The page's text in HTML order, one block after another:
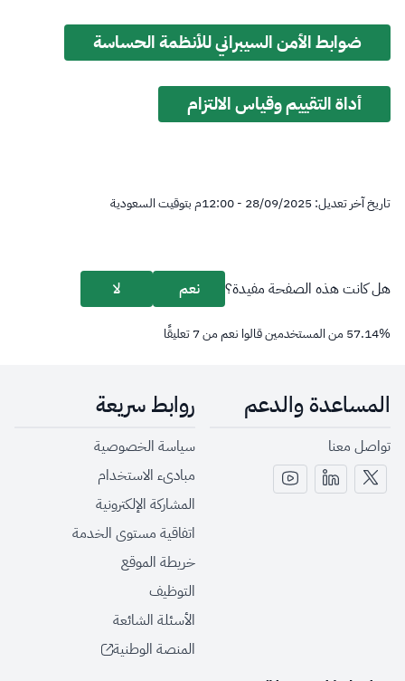
ضوابط الأمن السيبراني للأنظمة الحساسة
أداة التقييم وقياس الالتزام
تاريخ آخر تعديل:28/09/2025 - 12:00 مبتوقيت السعودية
هل كانت هذه الصفحة مفيدة؟ نعم لا
57.14% من المستخدمين قالوا نعم من7تعليقًا
المساعدة والدعم
تواصل معنا
روابط سريعة
سياسة الخصوصية
مبادىء الاستخدام
المشاركة الإلكترونية
اتفاقية مستوى الخدمة
خريطة الموقع
التوظيف
الأسئلة الشائعة
المنصة الوطنية